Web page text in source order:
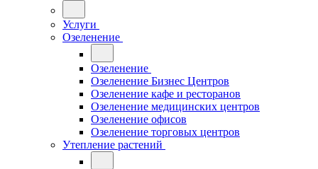
Услуги
Озеленение
Озеленение
Озеленение Бизнес Центров
Озеленение кафе и ресторанов
Озеленение медицинских центров
Озеленение офисов
Озеленение торговых центров
Утепление растений